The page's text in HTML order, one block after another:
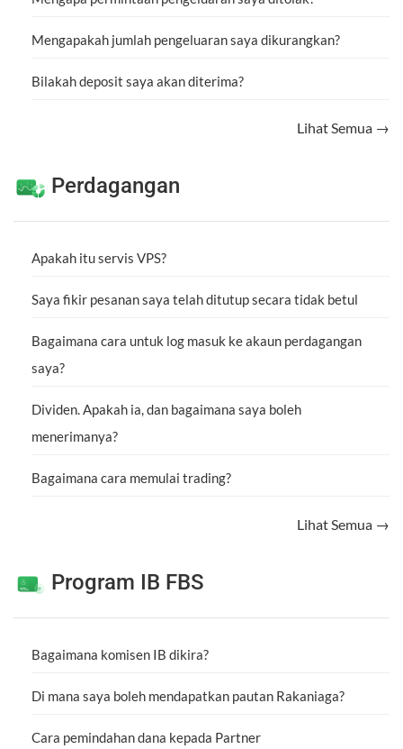
Mengapakah jumlah pengeluaran saya dikurangkan?
Bilakah deposit saya akan diterima?
Lihat Semua →
Perdagangan
Apakah itu servis VPS?
Saya fikir pesanan saya telah ditutup secara tidak betul
Bagaimana cara untuk log masuk ke akaun perdagangan
saya?
Dividen. Apakah ia, dan bagaimana saya boleh
menerimanya?
Bagaimana cara memulai trading?
Lihat Semua →
Program IB FBS
Bagaimana komisen IB dikira?
Di mana saya boleh mendapatkan pautan Rakaniaga?
Cara pemindahan dana kepada Partner